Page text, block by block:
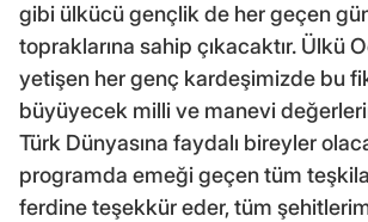
gibi ülkücü gençlik de her geçen
topraklarına sahip çıkacaktır. Ülkü
yetişen her genç kardeşimizde bu
büyüyecek milli ve manevi
Türk Dünyasına faydalı bireyler
programda emeği geçen tüm
ferdine teşekkür eder, tüm